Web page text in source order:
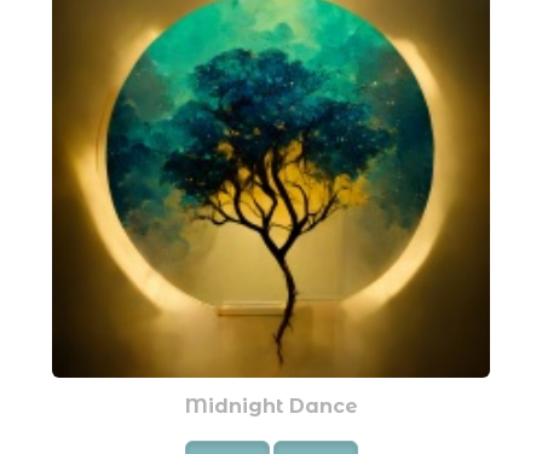
Midnight Dance